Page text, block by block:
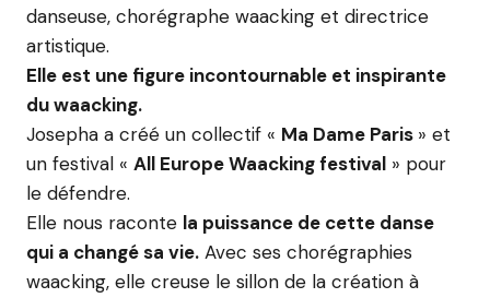
danseuse, chorégraphe waacking et directrice
artistique.
Elle est une figure incontournable et inspirante
du waacking.
Josepha a créé un collectif « Ma Dame Paris » et
un festival « All Europe Waacking festival » pour
le défendre.
Elle nous raconte la puissance de cette danse
qui a changé sa vie. Avec ses chorégraphies
waacking, elle creuse le sillon de la création à